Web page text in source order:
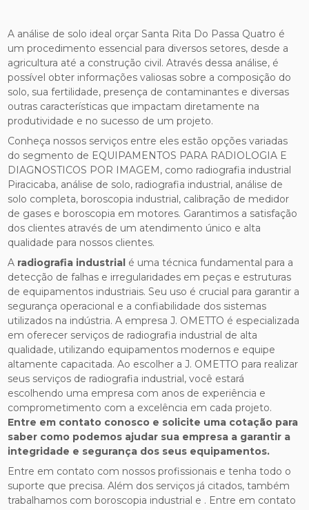
A análise de solo ideal orçar Santa Rita Do Passa Quatro é
um procedimento essencial para diversos setores, desde a
agricultura até a construção civil. Através dessa análise, é
possível obter informações valiosas sobre a composição do
solo, sua fertilidade, presença de contaminantes e diversas
outras características que impactam diretamente na
produtividade e no sucesso de um projeto.
Conheça nossos serviços entre eles estão opções variadas
do segmento de EQUIPAMENTOS PARA RADIOLOGIA E
DIAGNOSTICOS POR IMAGEM, como radiografia industrial
Piracicaba, análise de solo, radiografia industrial, análise de
solo completa, boroscopia industrial, calibração de medidor
de gases e boroscopia em motores. Garantimos a satisfação
dos clientes através de um atendimento único e alta
qualidade para nossos clientes.
A radiografia industrial é uma técnica fundamental para a
detecção de falhas e irregularidades em peças e estruturas
de equipamentos industriais. Seu uso é crucial para garantir a
segurança operacional e a confiabilidade dos sistemas
utilizados na indústria. A empresa J. OMETTO é especializada
em oferecer serviços de radiografia industrial de alta
qualidade, utilizando equipamentos modernos e equipe
altamente capacitada. Ao escolher a J. OMETTO para realizar
seus serviços de radiografia industrial, você estará
escolhendo uma empresa com anos de experiência e
comprometimento com a excelência em cada projeto.
Entre em contato conosco e solicite uma cotação para
saber como podemos ajudar sua empresa a garantir a
integridade e segurança dos seus equipamentos.
Entre em contato com nossos profissionais e tenha todo o
suporte que precisa. Além dos serviços já citados, também
trabalhamos com boroscopia industrial e . Entre em contato